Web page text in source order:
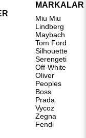
MARKALAR
Miu Miu
Lindberg
Maybach
Tom Ford
Silhouette
Serengeti
Off-White
Oliver
Peoples
Boss
Prada
Vycoz
Zegna
Fendi